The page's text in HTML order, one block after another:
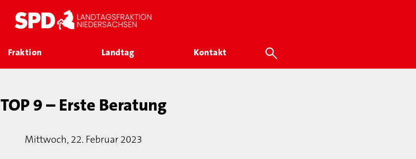
Fraktion Landtag Kontakt
TOP 9 – Erste Beratung
Mittwoch, 22. Februar 2023